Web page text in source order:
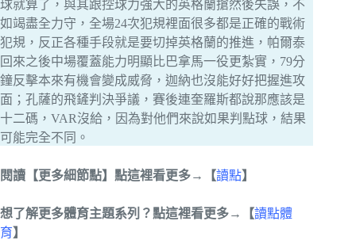
球就算了，與其跟控球力強大的英格蘭搶然後失誤，不
如竭盡全力守，全場24次犯規裡面很多都是正確的戰術
犯規，反正各種手段就是要切掉英格蘭的推進，帕爾泰
回來之後中場覆蓋能力明顯比巴拿馬一役更紮實，79分
鐘反擊本來有機會變成威脅，迦納也沒能好好把握進攻
面；孔薩的飛鏟判決爭議，賽後連奎羅斯都說那應該是
十二碼，VAR沒給，因為對他們來說如果判點球，結果
可能完全不同。
閱讀【更多細節點】點這裡看更多→【讀點】
想了解更多體育主題系列？點這裡看更多→【讀點體
育】